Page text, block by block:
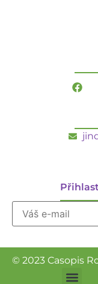
© 2023 Casopis